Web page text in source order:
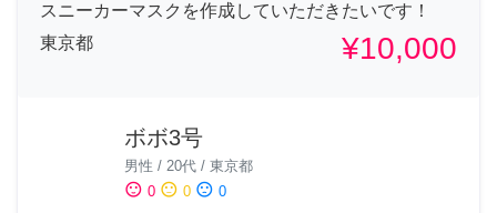
スニーカーマスクを作成していただきたいです！
東京都
¥10,000
ボボ3号
男性 / 20代 / 東京都
sentiment_satisfied 0 sentiment_neutral 0 sentiment_dissatisfied 0